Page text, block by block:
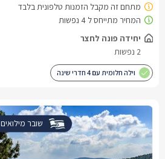
יחידה פונה לחצר
2 נפשות
וילה חלומית עם 4 חדרי שינה
שובר מילואים